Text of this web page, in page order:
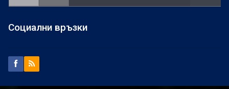
Социални връзки